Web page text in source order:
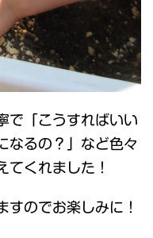
で「こうすればいい
なるの？」など色々
てくれました！
すのでお楽しみに！